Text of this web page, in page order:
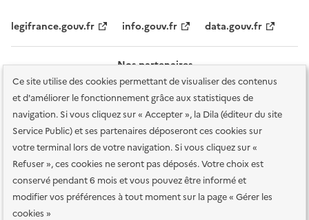
Ce site utilise des cookies permettant de visualiser des contenus
et d'améliorer le fonctionnement grâce aux statistiques de
navigation. Si vous cliquez sur « Accepter », la Dila (éditeur du site
Service Public) et ses partenaires déposeront ces cookies sur
votre terminal lors de votre navigation. Si vous cliquez sur «
Refuser », ces cookies ne seront pas déposés. Votre choix est
conservé pendant 6 mois et vous pouvez être informé et
modifier vos préférences à tout moment sur la page « Gérer les
cookies »
legifrance.gouv.fr info.gouv.fr data.gouv.fr
Nos partenaires
Plan du site Accessibilité : totalement conforme
Accessibilité des
services en ligne Mentions légales Données personnelles et sécurité
Conditions générales d'utilisation Gestion des cookies